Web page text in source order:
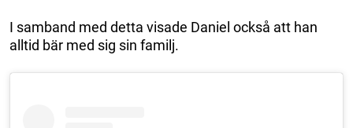
I samband med detta visade Daniel också att han
alltid bär med sig sin familj.